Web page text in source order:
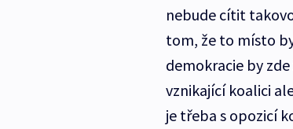
nebude cítit
tom, že to místo
demokracie by
vznikající koalici
je třeba s opozicí